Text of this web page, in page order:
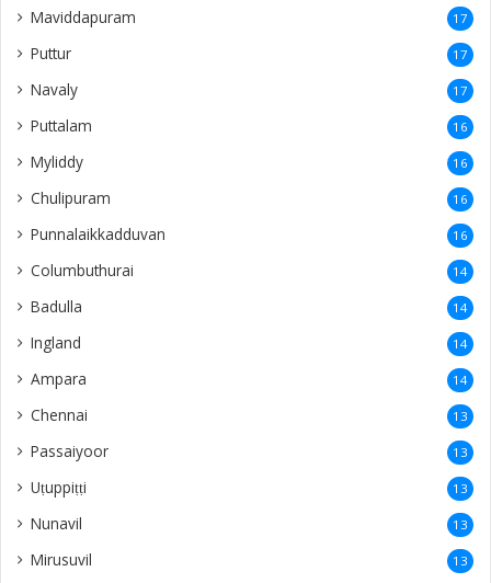
Maviddapuram 17
Puttur 17
Navaly 17
Puttalam 16
Myliddy 16
Chulipuram 16
Punnalaikkadduvan 16
Columbuthurai 14
Badulla 14
Ingland 14
Ampara 14
Chennai 13
Passaiyoor 13
Uṭuppiṭṭi 13
Nunavil 13
Mirusuvil 13